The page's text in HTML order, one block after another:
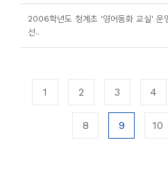
2006학년도 청계초 '영어동화 교실' 운
선..
1 2 3 4
8 9 10